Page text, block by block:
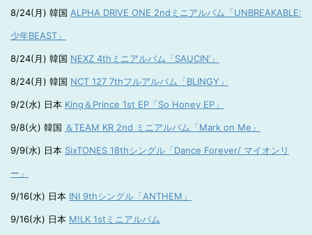
8/24(月) 韓国 ALPHA DRIVE ONE 2ndミニアルバム「UNBREAKABLE:
少年BEAST」
8/24(月) 韓国 NEXZ 4thミニアルバム「SAUCIN’」
8/24(月) 韓国 NCT 127 7thフルアルバム「BLINGY」
9/2(水) 日本 King＆Prince 1st EP「So Honey EP」
9/8(火) 韓国 ＆TEAM KR 2nd ミニアルバム「Mark on Me」
9/9(水) 日本 SixTONES 18thシングル「Dance Forever/ マイオンリ
ー」
9/16(水) 日本 INI 9thシングル「ANTHEM」
9/16(水) 日本 M!LK 1stミニアルバム